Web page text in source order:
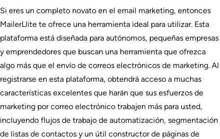
Si eres un completo novato en el email marketing, entonces
MailerLlite te ofrece una herramienta ideal para utilizar. Esta
plataforma está diseñada para autónomos, pequeñas empresas
y emprendedores que buscan una herramienta que ofrezca
algo más que el envío de correos electrónicos de marketing. Al
registrarse en esta plataforma, obtendrá acceso a muchas
características excelentes que harán que sus esfuerzos de
marketing por correo electrónico trabajen más para usted,
incluyendo flujos de trabajo de automatización, segmentación
de listas de contactos y un útil constructor de páginas de